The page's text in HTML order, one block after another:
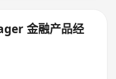
金融产品经